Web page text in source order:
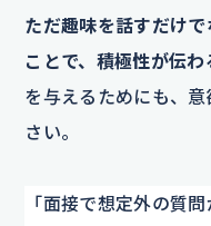
ただ趣味を話すだけ
ことで、積極性が伝わ
を与えるためにも、
さい。
「面接で想定外の質